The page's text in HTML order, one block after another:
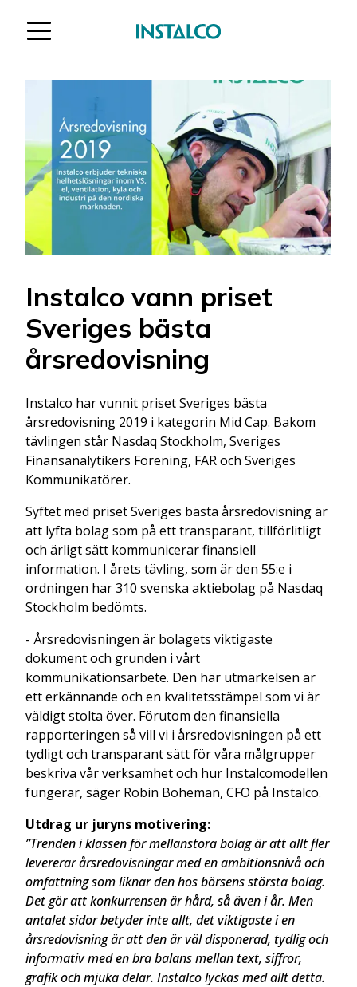
Instalco vann priset
Sveriges bästa
årsredovisning
Instalco har vunnit priset Sveriges bästa
årsredovisning 2019 i kategorin Mid Cap. Bakom
tävlingen står Nasdaq Stockholm, Sveriges
Finansanalytikers Förening, FAR och Sveriges
Kommunikatörer.
Syftet med priset Sveriges bästa årsredovisning är
att lyfta bolag som på ett transparant, tillförlitligt
och ärligt sätt kommunicerar finansiell
information. I årets tävling, som är den 55:e i
ordningen har 310 svenska aktiebolag på Nasdaq
Stockholm bedömts.
- Årsredovisningen är bolagets viktigaste
dokument och grunden i vårt
kommunikationsarbete. Den här utmärkelsen är
ett erkännande och en kvalitetsstämpel som vi är
väldigt stolta över. Förutom den finansiella
rapporteringen så vill vi i årsredovisningen på ett
tydligt och transparant sätt för våra målgrupper
beskriva vår verksamhet och hur Instalcomodellen
fungerar, säger Robin Boheman, CFO på Instalco.
Utdrag ur juryns motivering:
”Trenden i klassen för mellanstora bolag är att allt fler
levererar årsredovisningar med en ambitionsnivå och
omfattning som liknar den hos börsens största bolag.
Det gör att konkurrensen är hård, så även i år. Men
antalet sidor betyder inte allt, det viktigaste i en
årsredovisning är att den är väl disponerad, tydlig och
informativ med en bra balans mellan text, siffror,
grafik och mjuka delar. Instalco lyckas med allt detta.